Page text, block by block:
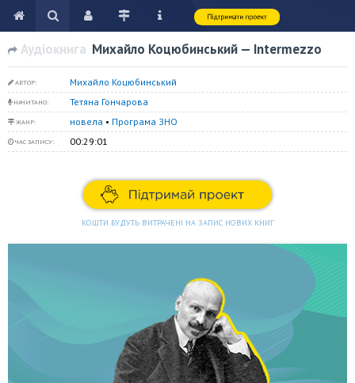
Аудіокнига Михайло Коцюбинський — Intermezzo
АВТОР: Михайло Коцюбинський
НАЧИТАНО: Тетяна Гончарова
ЖАНР: новела • Програма ЗНО
ЧАС ЗАПИСУ: 00:29:01
КОШТИ БУДУТЬ ВИТРАЧЕНІ НА ЗАПИС НОВИХ КНИГ